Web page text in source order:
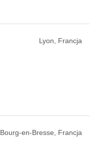
Lyon, Francja
Bourg-en-Bresse, Francja